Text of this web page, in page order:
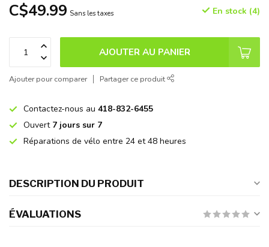
C$49.99 Sans les taxes En stock (4)
AJOUTER AU PANIER
Ajouter pour comparer Partager ce produit
Contactez-nous au 418-832-6455
Ouvert 7 jours sur 7
Réparations de vélo entre 24 et 48 heures
DESCRIPTION DU PRODUIT
ÉVALUATIONS